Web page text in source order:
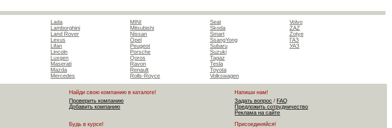
Lada
Lamborghini
Land Rover
Lexus
Lifan
Lincoln
Luxgen
Maserati
Mazda
Mercedes
MINI
Mitsubishi
Nissan
Opel
Peugeot
Porsche
Qoros
Ravon
Renault
Rolls-Royce
Seat
Skoda
Smart
SsangYong
Subaru
Suzuki
Tagaz
Tesla
Toyota
Volkswagen
Volvo
ZAZ
Zotye
ГАЗ
УАЗ
Найди свою компанию в каталоге!
Проверить компанию
Добавить компанию
Напиши нам!
Задать вопрос / FAQ
Предложить сотрудничество
Реклама на сайте
Будь в курсе! Присоединяйся!